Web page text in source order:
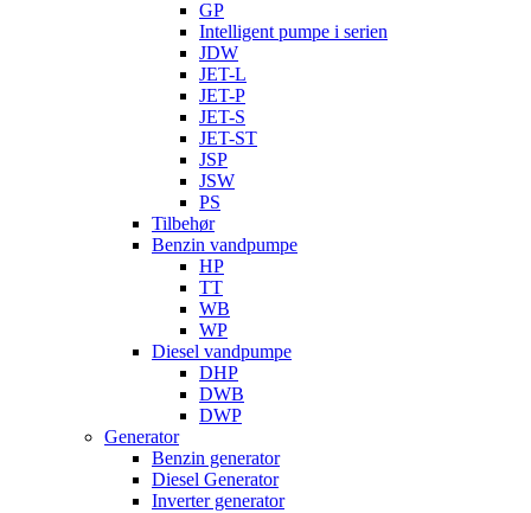
GP
Intelligent pumpe i serien
JDW
JET-L
JET-P
JET-S
JET-ST
JSP
JSW
PS
Tilbehør
Benzin vandpumpe
HP
TT
WB
WP
Diesel vandpumpe
DHP
DWB
DWP
Generator
Benzin generator
Diesel Generator
Inverter generator